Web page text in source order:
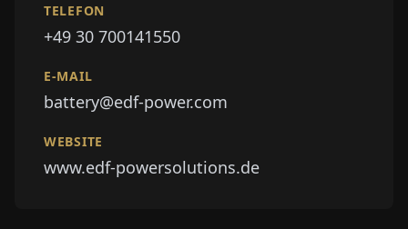
TELEFON
+49 30 700141550
E-MAIL
battery@edf-power.com
WEBSITE
www.edf-powersolutions.de